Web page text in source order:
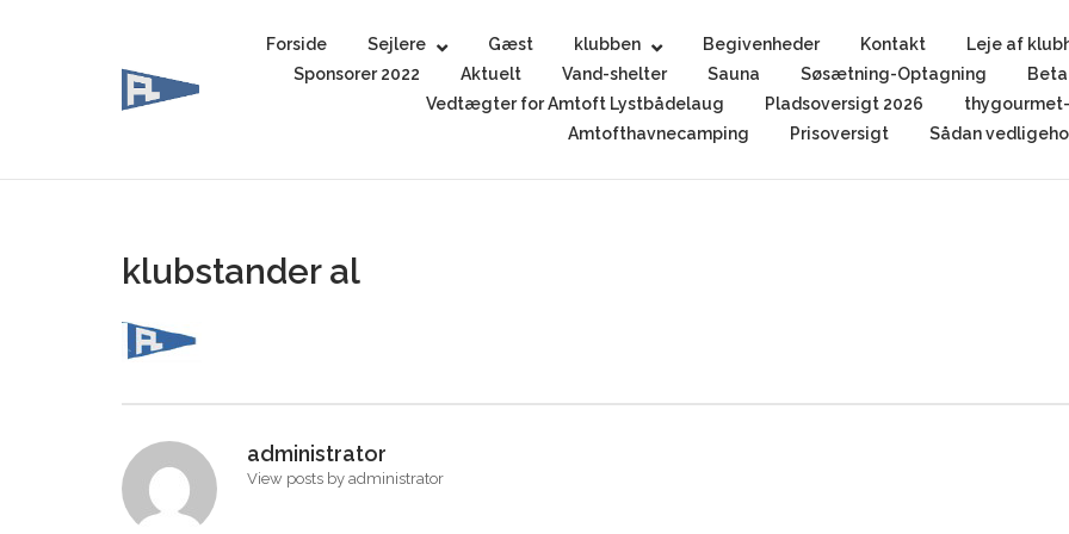
Forside Sejlere Gæst klubben Begivenheder Kontakt
Leje af
Sponsorer 2022
Aktuelt Vand-shelter Sauna Søsætning-Optagning
Vedtægter for Amtoft Lystbådelaug
Pladsoversigt 2026
Amtofthavnecamping
Prisoversigt Sådan
klubstander al
administrator
View posts by administrator